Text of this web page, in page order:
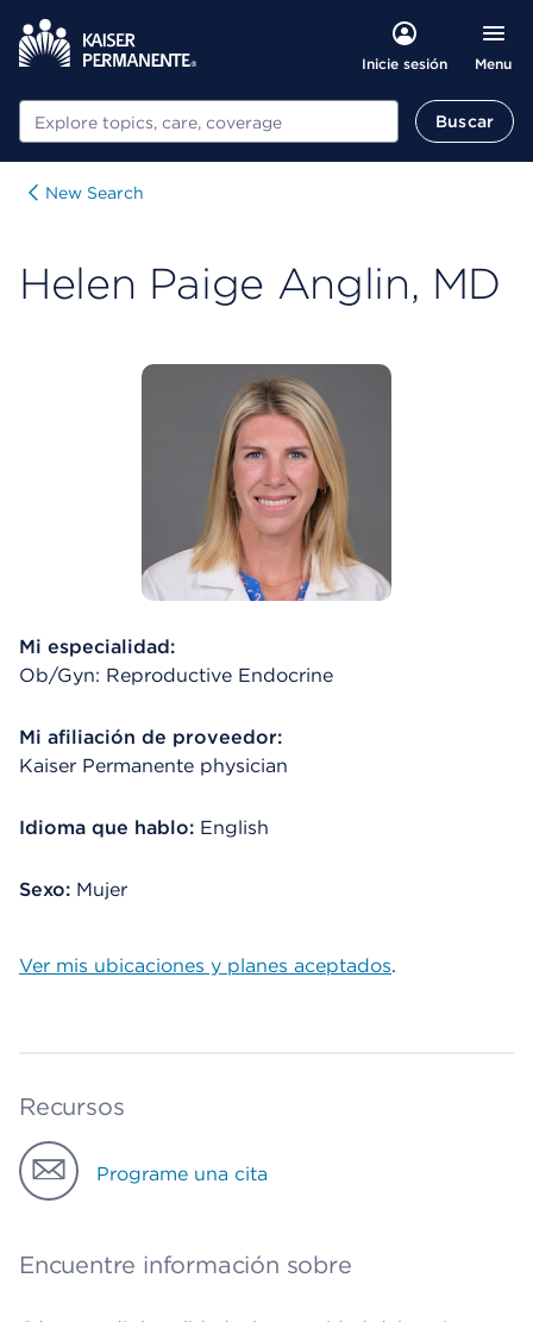
Inicie sesión Menu
Buscar Buscar
New Search
Helen Paige Anglin, MD
Mi especialidad:
Ob/Gyn: Reproductive Endocrine
Mi afiliación de proveedor:
Kaiser Permanente physician
Idioma que hablo: English
Sexo: Mujer
Ver mis ubicaciones y planes aceptados.
Recursos
Programe una cita
Encuentre información sobre